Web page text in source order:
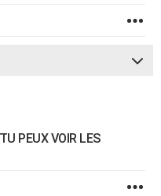
PEUX VOIR LES